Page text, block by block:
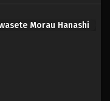
Morau Hanashi